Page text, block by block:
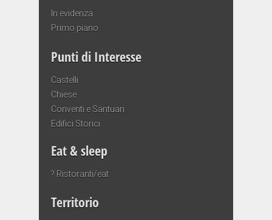
In evidenza
Primo piano
Punti di Interesse
Castelli
Chiese
Conventi e Santuari
Edifici Storici
Eat & sleep
? Ristoranti/eat
Territorio